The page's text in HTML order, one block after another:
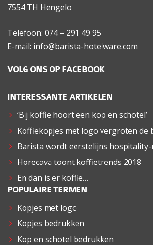
7554 TH Hengelo
Telefoon: 074 – 291 49 95
E-mail: info@barista-hotelware.com
VOLG ONS OP FACEBOOK
INTERESSANTE ARTIKELEN
‘Bij koffie hoort een kop en schotel’
Koffiekopjes met logo vergroten de
Barista wordt eerstelijns
Horecava toont koffietrends 2018
En dan is er koffie…
POPULAIRE TERMEN
Kopjes met logo
Kopjes bedrukken
Kop en schotel bedrukken